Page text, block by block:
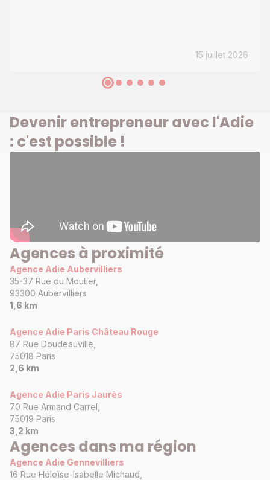
15 juillet 2026
Devenir entrepreneur avec l'Adie
: c'est possible !
Agences à proximité
Agence Adie Aubervilliers
35-37 Rue du Moutier,
93300 Aubervilliers
1,6 km
Agence Adie Paris Château Rouge
87 Rue Doudeauville,
75018 Paris
2,6 km
Agence Adie Paris Jaurès
70 Rue Armand Carrel,
75019 Paris
3,2 km
Agences dans ma région
Agence Adie Gennevilliers
16 Rue Héloïse-Isabelle Michaud,